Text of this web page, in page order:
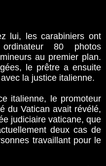
lui, les carabiniers ont
80 photos
au premier plan.
le prêtre a ensuite
la justice italienne.
italienne, le promoteur
du Vatican avait révélé,
judiciaire vaticane, que
deux cas de
travaillant pour le